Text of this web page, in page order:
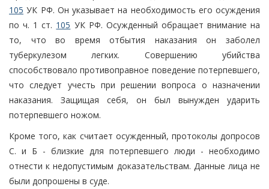
105 УК РФ. Он указывает на необходимость его осуждения
по ч. 1 ст. 105 УК РФ. Осужденный обращает внимание на
то, что во время отбытия наказания он заболел
туберкулезом легких. Совершению убийства
способствовало противоправное поведение потерпевшего,
что следует учесть при решении вопроса о назначении
наказания. Защищая себя, он был вынужден ударить
потерпевшего ножом.
Кроме того, как считает осужденный, протоколы допросов
С. и Б - близкие для потерпевшего люди - необходимо
отнести к недопустимым доказательствам. Данные лица не
были допрошены в суде.